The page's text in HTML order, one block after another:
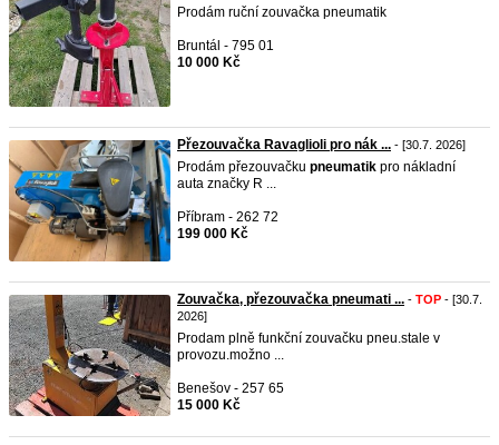
Prodám ruční zouvačka pneumatik
Bruntál - 795 01
10 000 Kč
Přezouvačka Ravaglioli pro nák ... - [30.7. 2026]
Prodám přezouvačku pneumatik pro nákladní
auta značky R ...
Příbram - 262 72
199 000 Kč
Zouvačka, přezouvačka pneumati ... - TOP - [30.7.
2026]
Prodam plně funkční zouvačku pneu.stale v
provozu.možno ...
Benešov - 257 65
15 000 Kč